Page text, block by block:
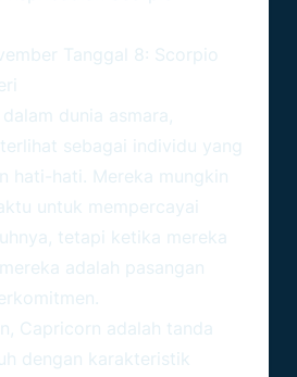
Tanggal 8: Scorpio
dunia asmara,
sebagai individu yang
hati-hati. Mereka mungkin
untuk mempercayai
tetapi ketika mereka
adalah pasangan
Capricorn adalah tanda
dengan karakteristik